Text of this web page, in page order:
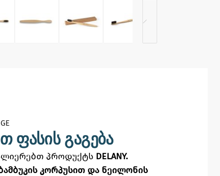
ფასის გაგება
პროდუქტს DELANY.
კორპუსით და ნეილონის